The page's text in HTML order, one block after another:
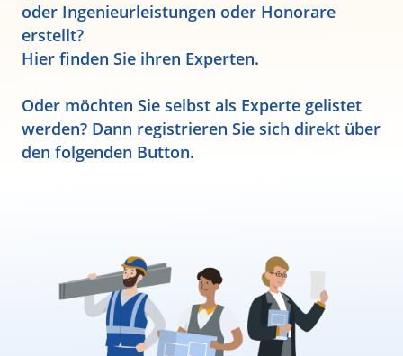
oder Ingenieurleistungen oder Honorare
erstellt?
Hier finden Sie ihren Experten.
Oder möchten Sie selbst als Experte gelistet
werden? Dann registrieren Sie sich direkt über
den folgenden Button.